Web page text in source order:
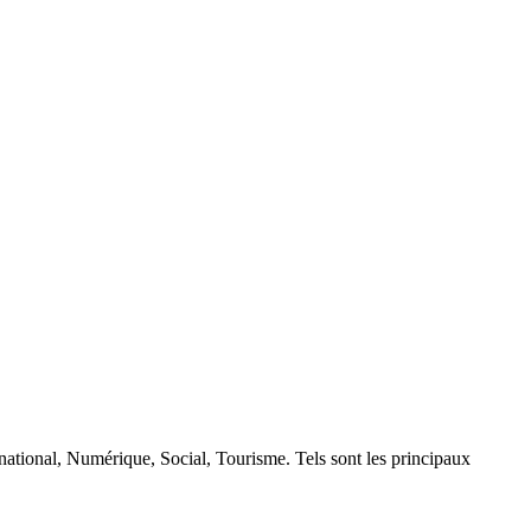
Numérique, Social, Tourisme. Tels sont les principaux